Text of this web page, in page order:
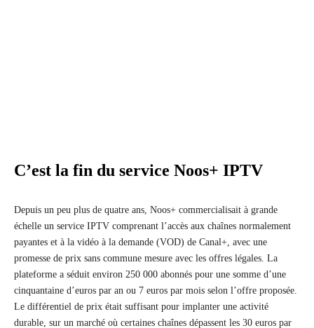
C’est la fin du service Noos+ IPTV
Depuis un peu plus de quatre ans, Noos+ commercialisait à grande
échelle un service IPTV comprenant l’accès aux chaînes normalement
payantes et à la vidéo à la demande (VOD) de Canal+, avec une
promesse de prix sans commune mesure avec les offres légales. La
plateforme a séduit environ 250 000 abonnés pour une somme d’une
cinquantaine d’euros par an ou 7 euros par mois selon l’offre proposée.
Le différentiel de prix était suffisant pour implanter une activité
durable, sur un marché où certaines chaînes dépassent les 30 euros par